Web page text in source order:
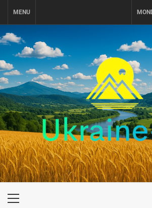
MENU
UKRAINE-IS
ПОДОРОЖI ПО УКРАЇНІ
Primary